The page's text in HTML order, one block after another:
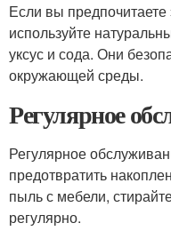
Если вы
используйте
уксус и сода. Они
окружающей среды.
Регулярное
Регулярное
предотвратить
пыль с мебели,
регулярно.